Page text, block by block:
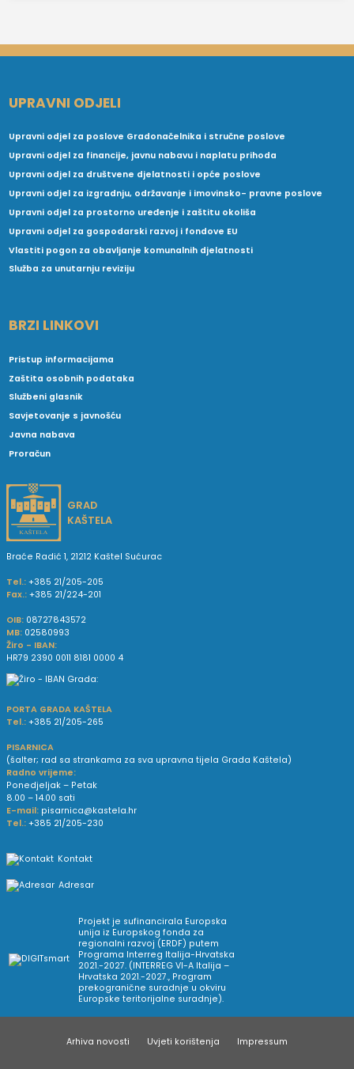
UPRAVNI ODJELI
Upravni odjel za poslove Gradonačelnika i stručne poslove
Upravni odjel za financije, javnu nabavu i naplatu prihoda
Upravni odjel za društvene djelatnosti i opće poslove
Upravni odjel za izgradnju, održavanje i imovinsko- pravne poslove
Upravni odjel za prostorno uređenje i zaštitu okoliša
Upravni odjel za gospodarski razvoj i fondove EU
Vlastiti pogon za obavljanje komunalnih djelatnosti
Služba za unutarnju reviziju
BRZI LINKOVI
Pristup informacijama
Zaštita osobnih podataka
Službeni glasnik
Savjetovanje s javnošću
Javna nabava
Proračun
GRAD
KAŠTELA
Braće Radić 1, 21212 Kaštel Sućurac
Tel.: +385 21/205-205
Fax.: +385 21/224-201
OIB: 08727843572
MB: 02580993
Žiro - IBAN:
HR79 2390 0011 8181 0000 4
PORTA GRADA KAŠTELA
Tel.: +385 21/205-265
PISARNICA
(šalter; rad sa strankama za sva upravna tijela Grada Kaštela)
Radno vrijeme:
Ponedjeljak – Petak
8.00 – 14.00 sati
E-mail: pisarnica@kastela.hr
Tel.: +385 21/205-230
Kontakt
Adresar
Projekt je sufinancirala Europska
unija iz Europskog fonda za
regionalni razvoj (ERDF) putem
Programa Interreg Italija-Hrvatska
2021.-2027. (INTERREG VI-A Italija –
Hrvatska 2021.-2027., Program
prekogranične suradnje u okviru
Europske teritorijalne suradnje).
Arhiva novosti Uvjeti korištenja Impressum